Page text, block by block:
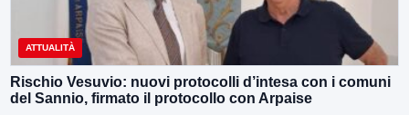
ATTUALITÀ
Rischio Vesuvio: nuovi protocolli d’intesa con i comuni
del Sannio, firmato il protocollo con Arpaise